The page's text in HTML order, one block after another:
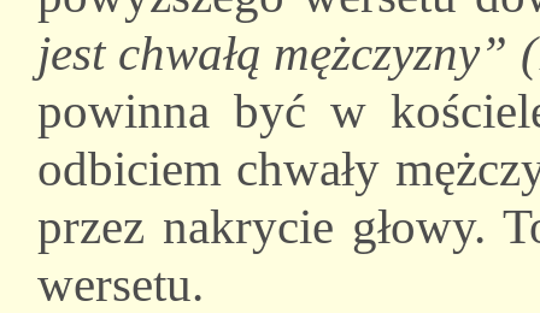
jest chwałą
powinna być w
odbiciem chwały
przez nakrycie głowy.
wersetu.